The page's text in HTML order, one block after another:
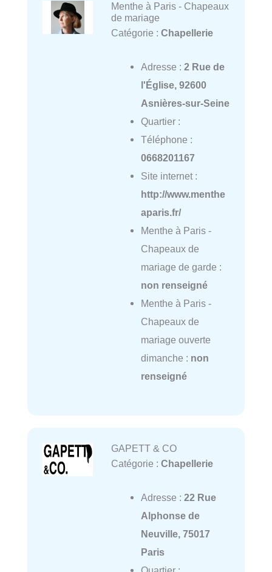
Menthe à Paris - Chapeaux
de mariage
Catégorie : Chapellerie
Adresse : 2 Rue de
l'Église, 92600
Asnières-sur-Seine
Quartier :
Téléphone :
0668201167
Site internet :
http://www.menthe
aparis.fr/
Menthe à Paris -
Chapeaux de
mariage de garde :
non renseigné
Menthe à Paris -
Chapeaux de
mariage ouverte
dimanche : non
renseigné
GAPETT & CO
Catégorie : Chapellerie
Adresse : 22 Rue
Alphonse de
Neuville, 75017
Paris